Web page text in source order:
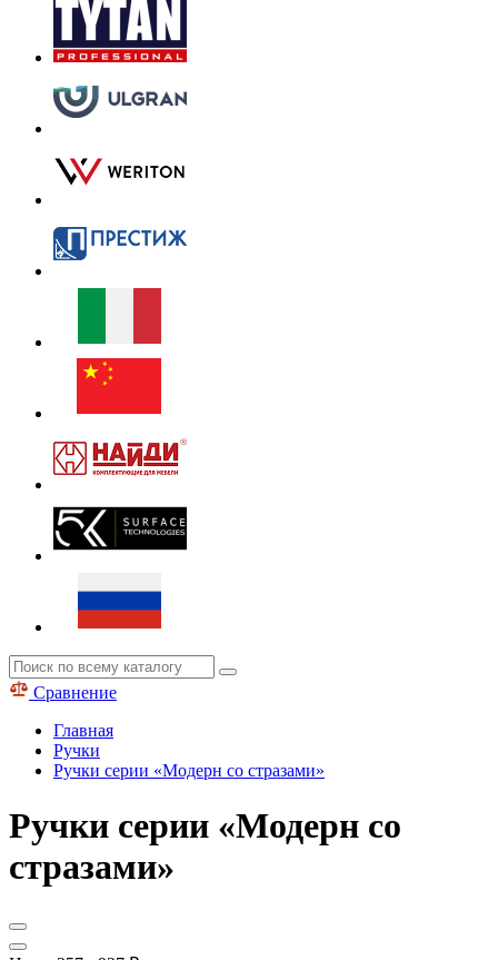
Сравнение
Главная
Ручки
Ручки серии «Модерн со стразами»
Ручки серии «Модерн со
стразами»